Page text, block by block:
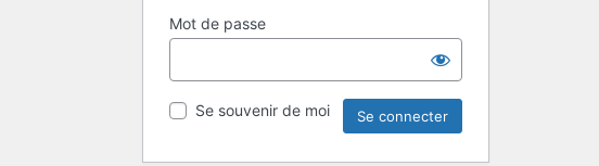
Mot de passe
Se souvenir de moi